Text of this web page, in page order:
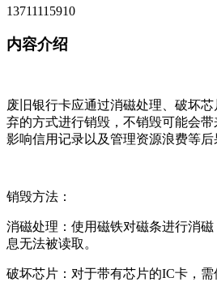
13711115910
内容介绍
废旧银行卡应通过消磁处理、破坏
弃的方式进行销毁，不销毁可能会带
影响信用记录以及管理资源浪费等后
销毁方法：
消磁处理：使用磁铁对磁条进行消
息无法被读取。
破坏芯片：对于带有芯片的IC卡，